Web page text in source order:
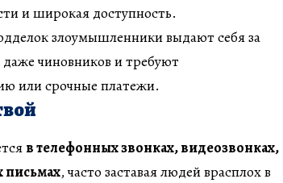
и широкая доступность.
злоумышленники выдают себя за
чиновников и требуют
или срочные платежи.
в телефонных звонках, видеозвонках,
письмах, часто заставая людей врасплох в